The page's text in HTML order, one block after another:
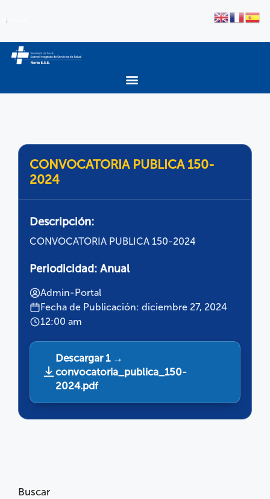
CONVOCATORIA PUBLICA 150-
2024
Descripción:
CONVOCATORIA PUBLICA 150-2024
Periodicidad: Anual
Admin-Portal
Fecha de Publicación: diciembre 27, 2024
12:00 am
Descargar 1 →
convocatoria_publica_150-
2024.pdf
Buscar